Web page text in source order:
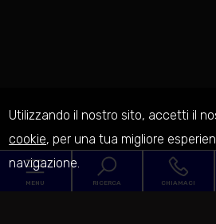
MENU RICERCA CHIAMACI
Utilizzando il nostro sito, accetti il
cookie, per una tua migliore
navigazione.